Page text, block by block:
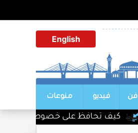
English
فن فيديو منوعات
كيف تحافظ على خصوصية محادثاتك